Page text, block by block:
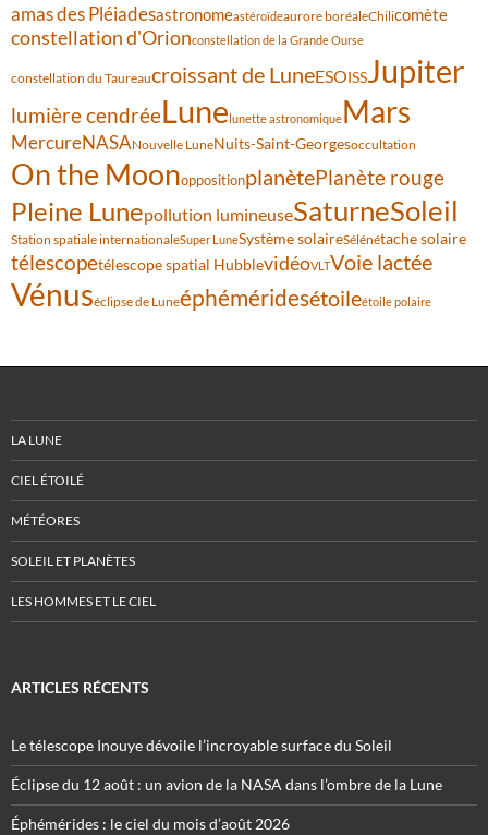
amas des Pléiadesastronomeastéroïdeaurore boréaleChilicomète
constellation d'Orionconstellation de la Grande Ourse
constellation du Taureaucroissant de LuneESOISSJupiter
lumière cendréeLunelunette astronomiqueMars
MercureNASANouvelle LuneNuits-Saint-Georgesoccultation
On the MoonoppositionplanètePlanète rouge
Pleine Lunepollution lumineuseSaturneSoleil
Station spatiale internationaleSuper LuneSystème solaireSélénétache solaire
télescopetélescope spatial HubblevidéoVLTVoie lactée
Vénuséclipse de Luneéphéméridesétoileétoile polaire
LA LUNE
CIEL ÉTOILÉ
MÉTÉORES
SOLEIL ET PLANÈTES
LES HOMMES ET LE CIEL
ARTICLES RÉCENTS
Le télescope Inouye dévoile l’incroyable surface du Soleil
Éclipse du 12 août : un avion de la NASA dans l’ombre de la Lune
Éphémérides : le ciel du mois d’août 2026